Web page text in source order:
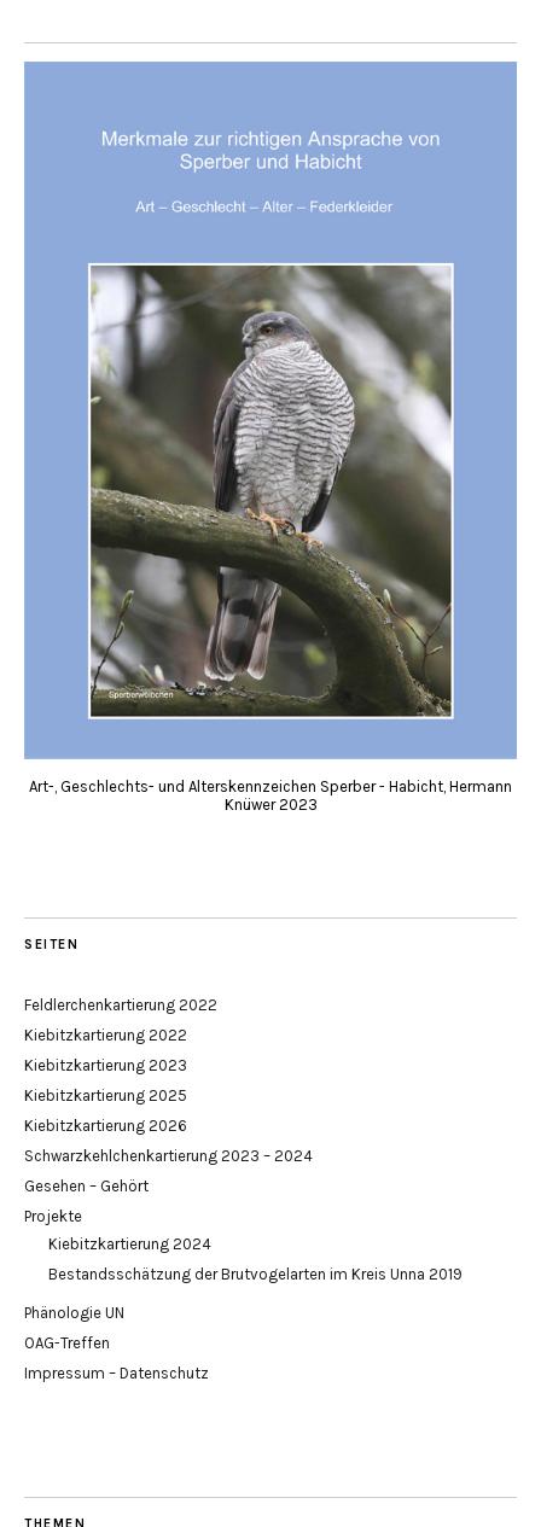
Art-, Geschlechts- und Alterskennzeichen Sperber - Habicht, Hermann
Knüwer 2023
SEITEN
Feldlerchenkartierung 2022
Kiebitzkartierung 2022
Kiebitzkartierung 2023
Kiebitzkartierung 2025
Kiebitzkartierung 2026
Schwarzkehlchenkartierung 2023 – 2024
Gesehen – Gehört
Projekte
Kiebitzkartierung 2024
Bestandsschätzung der Brutvogelarten im Kreis Unna 2019
Phänologie UN
OAG-Treffen
Impressum – Datenschutz
THEMEN